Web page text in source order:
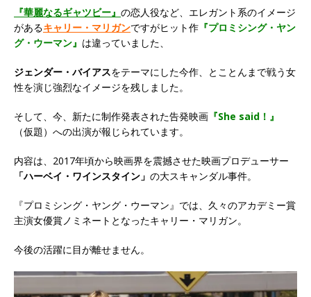
『華麗なるギャツビー』 の恋人役など、エレガント系のイメージ
があるキャリー・マリガンですがヒット作 『プロミシング・ヤン
グ・ウーマン』 は違っていました、
ジェンダー・バイアスをテーマにした今作、とことんまで戦う女
性を演じ強烈なイメージを残しました。
そして、今、新たに制作発表された告発映画 『She said！』
（仮題）への出演が報じられています。
内容は、2017年頃から映画界を震撼させた映画プロデューサー
「ハーベイ・ワインスタイン」 の大スキャンダル事件。
『プロミシング・ヤング・ウーマン』では、久々のアカデミー賞
主演女優賞ノミネートとなったキャリー・マリガン。
今後の活躍に目が離せません。